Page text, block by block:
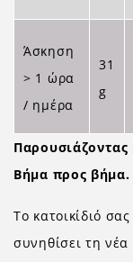
Άσκηση
> 1 ώρα
/ ημέρα
31
g
Παρουσιάζοντας
Βήμα προς βήμα.
Το κατοικίδιό
συνηθίσει τη